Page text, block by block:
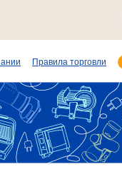
Правила торговли